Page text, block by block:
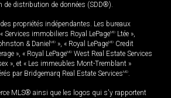
de distribution de données (SDD®).
propriétés indépendantes. Les bureaux
Services immobiliers Royal LePageMD Ltée »,
& Daniel MD », « Royal LePageMD Credit
», « Royal LePageMD West Real Estate Services
», et « Les immeubles Mont-Tremblant »
par Bridgemarq Real Estate ServicesMD.
MLS® ainsi que les logos qui s'y rapportent